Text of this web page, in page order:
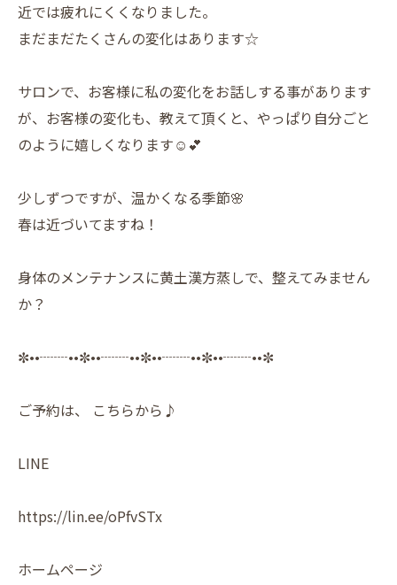
近では疲れにくくなりました。
まだまだたくさんの変化はあります☆
サロンで、お客様に私の変化をお話しする事があります
が、お客様の変化も、教えて頂くと、やっぱり自分ごと
のように嬉しくなります☺️💕
少しずつですが、温かくなる季節🌸
春は近づいてますね！
身体のメンテナンスに黄土漢方蒸しで、整えてみません
か？
✼••┈┈••✼••┈┈••✼••┈┈••✼••┈┈••✼
ご予約は、 こちらから♪
LINE
https://lin.ee/oPfvSTx
ホームページ